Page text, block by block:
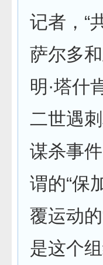
记者，“
萨尔多
明·塔什
二世遇
谋杀事
谓的“保
覆运动
是这个